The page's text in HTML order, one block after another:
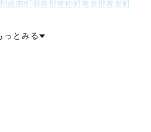
岐南町羽島郡笠松町養老郡養老町
祝町 加茂郡富加町
っとみる